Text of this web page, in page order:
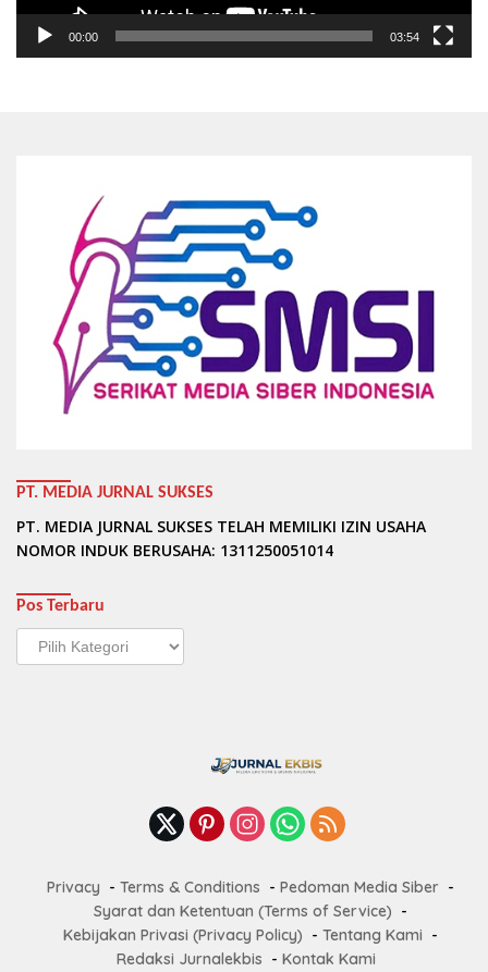
00:00 03:54
PT. MEDIA JURNAL SUKSES
PT. MEDIA JURNAL SUKSES TELAH MEMILIKI IZIN USAHA
NOMOR INDUK BERUSAHA: 1311250051014
Pos Terbaru
Pos
Terbaru
Privacy Terms & Conditions
Pedoman Media Siber
Syarat dan Ketentuan (Terms of Service)
Kebijakan Privasi (Privacy Policy)
Tentang Kami
Redaksi Jurnalekbis
Kontak Kami